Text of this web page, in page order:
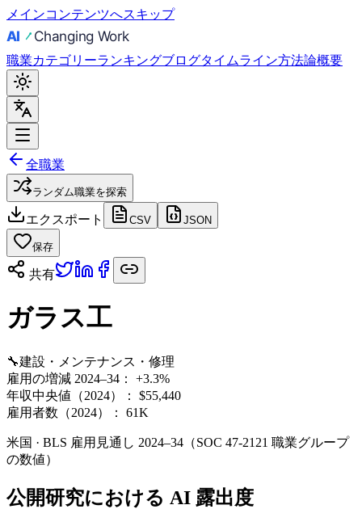
メインコンテンツへスキップ
職業カテゴリーランキングブログタイムライン方法論概要
全職業
ランダム職業を探索
エクスポート CSV JSON
保存
共有
ガラス工
🔧建設・メンテナンス・修理
雇用の増減 2024–34：
+3.3%
年収中央値（2024）：
$55,440
雇用者数（2024）：
61K
米国 · BLS 雇用見通し 2024–34（SOC 47-2121 職業グループ
の数値）
公開研究における AI 露出度